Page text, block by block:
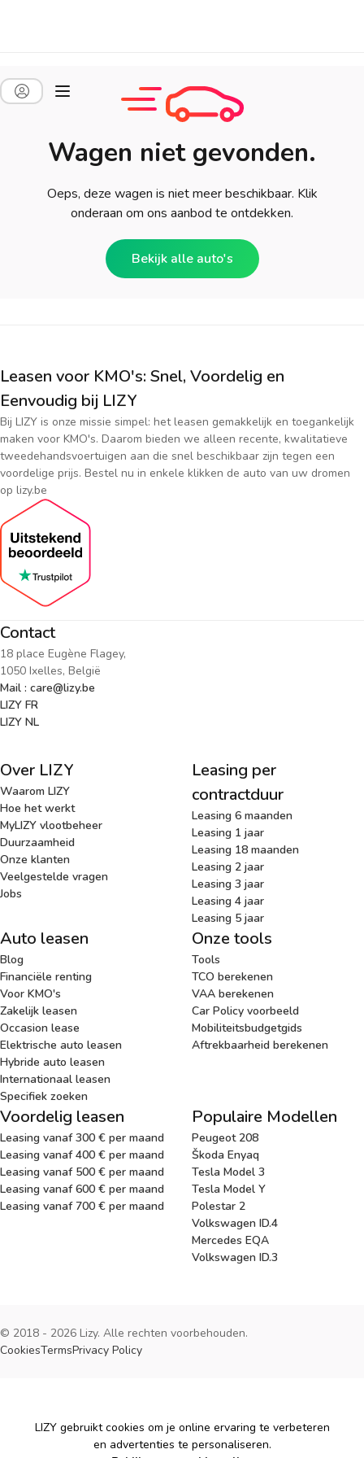
Wagen niet gevonden.
Oeps, deze wagen is niet meer beschikbaar. Klik
onderaan om ons aanbod te ontdekken.
Bekijk alle auto's
Leasen voor KMO's: Snel, Voordelig en
Eenvoudig bij LIZY
Bij LIZY is onze missie simpel: het leasen gemakkelijk en toegankelijk
maken voor KMO's. Daarom bieden we alleen recente, kwalitatieve
tweedehandsvoertuigen aan die snel beschikbaar zijn tegen een
voordelige prijs. Bestel nu in enkele klikken de auto van uw dromen
op lizy.be
Contact
18 place Eugène Flagey,
1050 Ixelles, België
Mail : care@lizy.be
LIZY FR
LIZY NL
Over LIZY
Waarom LIZY
Hoe het werkt
MyLIZY vlootbeheer
Duurzaamheid
Onze klanten
Veelgestelde vragen
Jobs
Leasing per
contractduur
Leasing 6 maanden
Leasing 1 jaar
Leasing 18 maanden
Leasing 2 jaar
Leasing 3 jaar
Leasing 4 jaar
Leasing 5 jaar
Auto leasen
Blog
Financiële renting
Voor KMO's
Zakelijk leasen
Occasion lease
Elektrische auto leasen
Hybride auto leasen
Internationaal leasen
Specifiek zoeken
Onze tools
Tools
TCO berekenen
VAA berekenen
Car Policy voorbeeld
Mobiliteitsbudgetgids
Aftrekbaarheid berekenen
Voordelig leasen
Leasing vanaf 300 € per maand
Leasing vanaf 400 € per maand
Leasing vanaf 500 € per maand
Leasing vanaf 600 € per maand
Leasing vanaf 700 € per maand
Populaire Modellen
Peugeot 208
Škoda Enyaq
Tesla Model 3
Tesla Model Y
Polestar 2
Volkswagen ID.4
Mercedes EQA
Volkswagen ID.3
© 2018 - 2026 Lizy. Alle rechten voorbehouden.
CookiesTermsPrivacy Policy
Cookies
LIZY gebruikt cookies om je online ervaring te verbeteren
en advertenties te personaliseren.